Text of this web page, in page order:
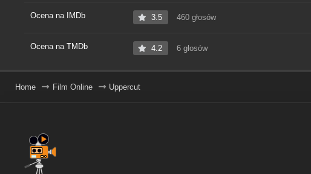
Ocena na IMDb 3.5 460 głosów
Ocena na TMDb 4.2 6 głosów
Home Film Online Uppercut